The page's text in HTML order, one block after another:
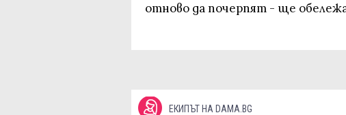
отново да почерпят - ще
ЕКИПЪТ НА DAMA.BG